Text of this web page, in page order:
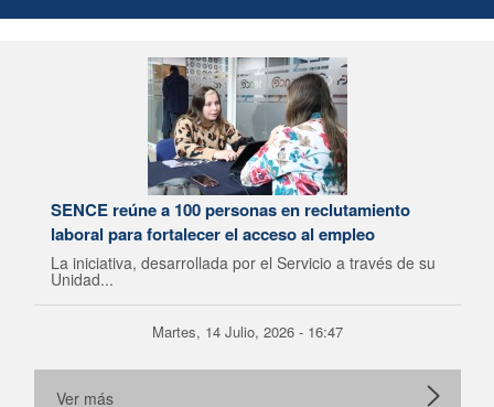
SENCE reúne a 100 personas en reclutamiento
laboral para fortalecer el acceso al empleo
La iniciativa, desarrollada por el Servicio a través de su
Unidad...
Martes, 14 Julio, 2026 - 16:47
Ver más